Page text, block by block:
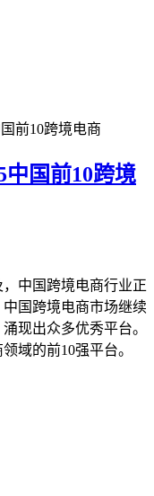
前10跨境电商
中国前10跨境
中国跨境电商行业正
国跨境电商市场继续
现出众多优秀平台。
域的前10强平台。